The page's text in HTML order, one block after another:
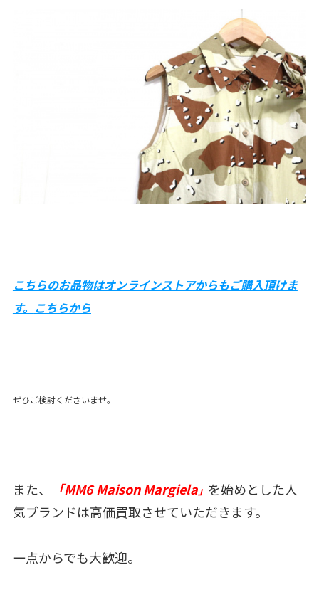
こちらのお品物はオンラインストアからもご購入頂けま
す。 こちらから
ぜひご検討くださいませ。
また、 「MM6 Maison Margiela」 を始めとした人
気ブランドは高価買取させていただきます。
一点からでも大歓迎。